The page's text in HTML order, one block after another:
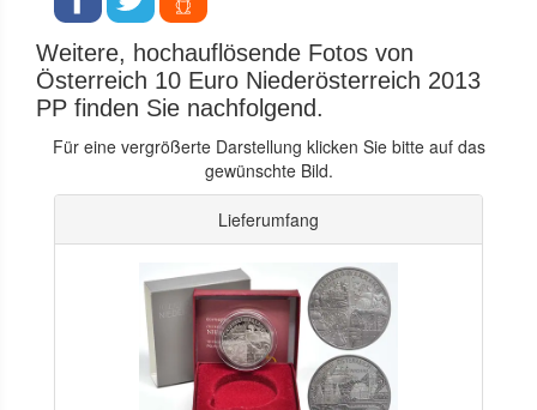
Weitere, hochauflösende Fotos von
Österreich 10 Euro Niederösterreich 2013
PP finden Sie nachfolgend.
Für eine vergrößerte Darstellung klicken Sie bitte auf das
gewünschte Bild.
Lieferumfang